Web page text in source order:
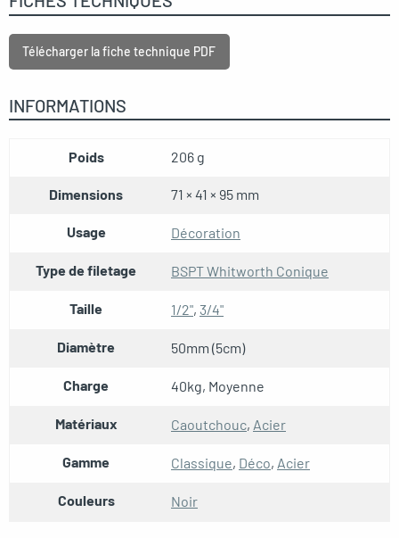
Télécharger la fiche technique PDF
INFORMATIONS
Poids 206 g
Dimensions 71 × 41 × 95 mm
Usage Décoration
Type de filetage BSPT Whitworth Conique
Taille 1/2", 3/4"
Diamètre 50mm (5cm)
Charge 40kg, Moyenne
Matériaux Caoutchouc, Acier
Gamme Classique, Déco, Acier
Couleurs Noir